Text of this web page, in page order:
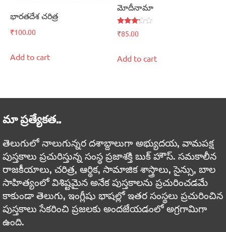
భారతదేశ చరిత్ర
₹100.00
Add to cart
మోదీనామా
Rated
3.00
₹85.00
Add to cart
మా ప్రత్యేకత..
తెలుగులో నాలుగున్నర దశాబ్దాలుగా అభ్యుదయ, వామపక్ష
పుస్తకాలు ప్రచురిస్తున్న సంస్థ ప్రజాశక్తి బుక్ హౌస్. సమకాలీన
రాజకీయాలు, చరిత్ర, ఆర్థిక, సామాజిక శాస్త్రాలు, సైన్సు, బాల
సాహిత్యంలో విశిష్టమైన అనేక పుస్తకాలను ప్రచురించడమే
కాకుండా తెలుగు, ఇంగ్లీషు భాషల్లో ఇతర సంస్థలు ప్రచురించిన
పుస్తకాలు సేకరించి ప్రజలకు అందజేయడంలో అగ్రగామిగా
ఉంది.